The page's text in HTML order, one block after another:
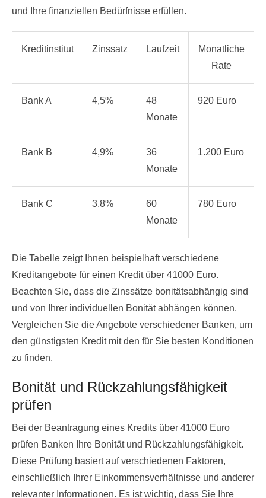
und Ihre finanziellen Bedürfnisse erfüllen.
Kreditinstitut Zinssatz Laufzeit
Monatliche
Rate
Bank A 4,5%
48
Monate
920 Euro
Bank B 4,9%
36
Monate
1.200 Euro
Bank C 3,8%
60
Monate
780 Euro
Die Tabelle zeigt Ihnen beispielhaft verschiedene
Kreditangebote für einen Kredit über 41000 Euro.
Beachten Sie, dass die Zinssätze bonitätsabhängig sind
und von Ihrer individuellen Bonität abhängen können.
Vergleichen Sie die Angebote verschiedener Banken, um
den günstigsten Kredit mit den für Sie besten Konditionen
zu finden.
Bonität und Rückzahlungsfähigkeit
prüfen
Bei der Beantragung eines Kredits über 41000 Euro
prüfen Banken Ihre Bonität und Rückzahlungsfähigkeit.
Diese Prüfung basiert auf verschiedenen Faktoren,
einschließlich Ihrer Einkommensverhältnisse und anderer
relevanter Informationen. Es ist wichtig, dass Sie Ihre